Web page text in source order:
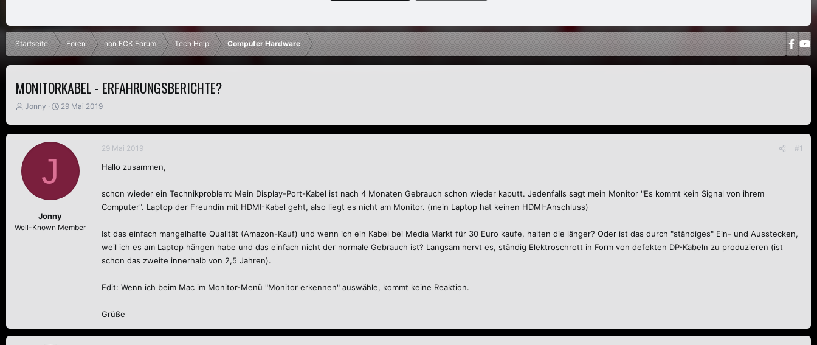
Startseite Foren non FCK Forum Tech Help Computer Hardware
MONITORKABEL - ERFAHRUNGSBERICHTE?
E
s
e
l
e
Jonny
E
s
29 Mai 2019
J
Jonny
Well-Known Member
29 Mai 2019 #1
Hallo zusammen,
schon wieder ein Technikproblem: Mein Display-Port-Kabel ist nach 4 Monaten Gebrauch schon wieder kaputt. Jedenfalls sagt mein Monitor "Es kommt kein Signal von ihrem
Computer". Laptop der Freundin mit HDMI-Kabel geht, also liegt es nicht am Monitor. (mein Laptop hat keinen HDMI-Anschluss)
Ist das einfach mangelhafte Qualität (Amazon-Kauf) und wenn ich ein Kabel bei Media Markt für 30 Euro kaufe, halten die länger? Oder ist das durch "ständiges" Ein- und Ausstecken,
weil ich es am Laptop hängen habe und das einfach nicht der normale Gebrauch ist? Langsam nervt es, ständig Elektroschrott in Form von defekten DP-Kabeln zu produzieren (ist
schon das zweite innerhalb von 2,5 Jahren).
Edit: Wenn ich beim Mac im Monitor-Menü "Monitor erkennen" auswähle, kommt keine Reaktion.
Grüße